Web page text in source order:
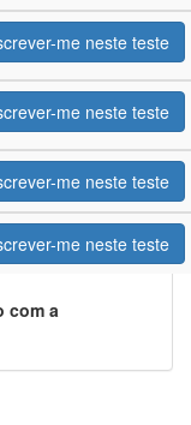
me neste teste
me neste teste
me neste teste
me neste teste
com a